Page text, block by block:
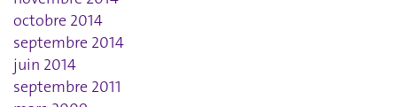
octobre 2014
septembre 2014
juin 2014
septembre 2011